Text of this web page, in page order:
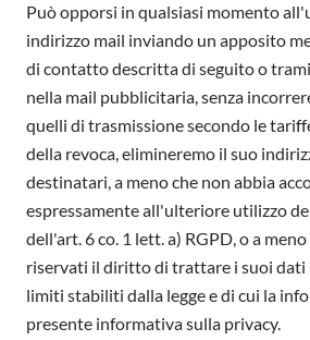
Può opporsi in qualsiasi momento
indirizzo mail inviando un apposito
di contatto descritta di seguito o
nella mail pubblicitaria, senza
quelli di trasmissione secondo le
della revoca, elimineremo il suo
destinatari, a meno che non abbia
espressamente all'ulteriore utilizzo
dell'art. 6 co. 1 lett. a) RGPD, o a
riservati il diritto di trattare i suoi dati
limiti stabiliti dalla legge e di cui la
presente informativa sulla privacy.